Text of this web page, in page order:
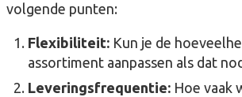
volgende punten:
Flexibiliteit: Kun je de
assortiment aanpassen als dat
Leveringsfrequentie: Hoe vaak